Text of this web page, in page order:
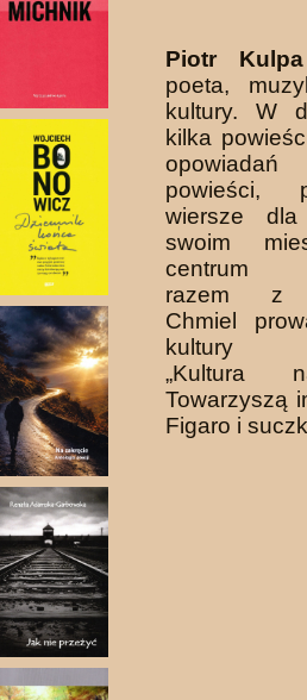
Piotr Kulpa
poeta,
kultury. W
kilka
powieści,
wiersze
swoim
centrum
razem z
Chmiel
kultury
„Kultura
Towarzyszą
Figaro i